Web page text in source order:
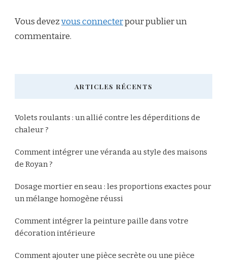
Vous devezvous connecterpour publier un
commentaire.
ARTICLES RÉCENTS
Volets roulants : un allié contre les déperditions de
chaleur ?
Comment intégrer une véranda au style des maisons
de Royan ?
Dosage mortier en seau : les proportions exactes pour
un mélange homogène réussi
Comment intégrer la peinture paille dans votre
décoration intérieure
Comment ajouter une pièce secrète ou une pièce